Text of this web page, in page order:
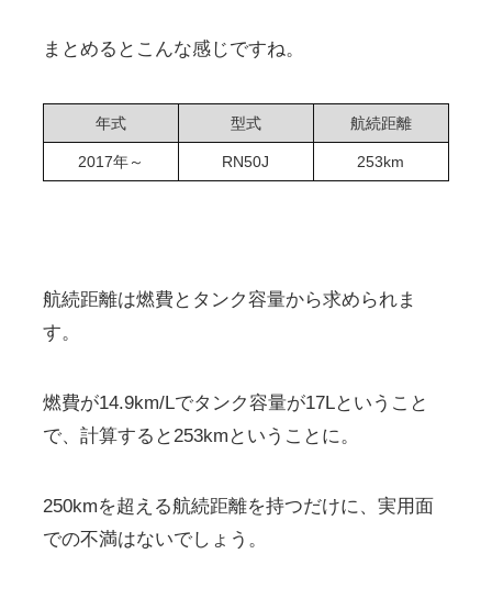
まとめるとこんな感じですね。
年式 型式 航続距離
2017年～ RN50J 253km
航続距離は燃費とタンク容量から求められま
す。
燃費が14.9km/Lでタンク容量が17Lということ
で、計算すると253kmということに。
250kmを超える航続距離を持つだけに、実用面
での不満はないでしょう。